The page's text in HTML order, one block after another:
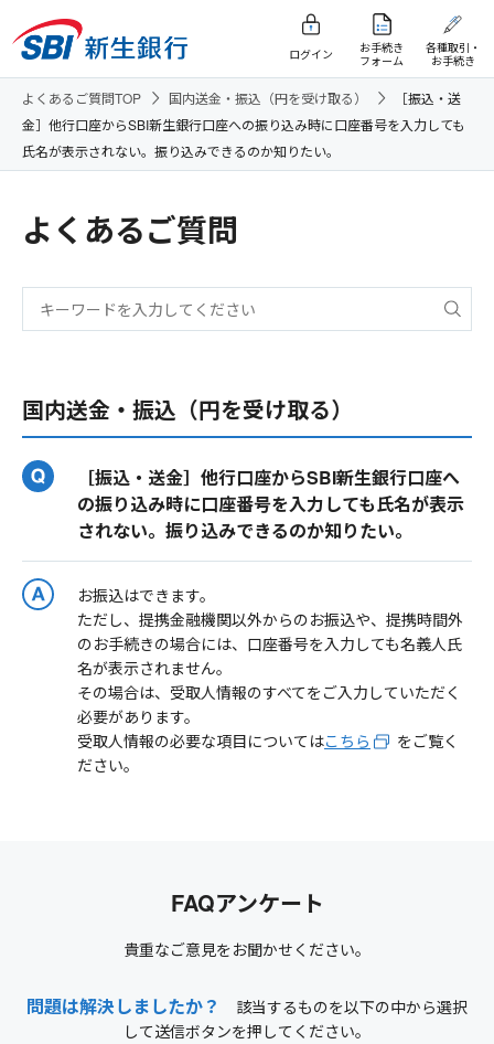
ログイン
お手続き
フォーム
各種取引・
お手続き
よくあるご質問TOP 国内送金・振込（円を受け取る）
［振込・送
金］他行口座からSBI新生銀行口座への振り込み時に口座番号を入力しても
氏名が表示されない。振り込みできるのか知りたい。
よくあるご質問
国内送金・振込（円を受け取る）
［振込・送金］他行口座からSBI新生銀行口座へ
の振り込み時に口座番号を入力しても氏名が表示
されない。振り込みできるのか知りたい。
お振込はできます。
ただし、提携金融機関以外からのお振込や、提携時間外
のお手続きの場合には、口座番号を入力しても名義人氏
名が表示されません。
その場合は、受取人情報のすべてをご入力していただく
必要があります。
受取人情報の必要な項目についてはこちら
をご覧く
ださい。
FAQアンケート
貴重なご意見をお聞かせください。
問題は解決しましたか？
該当するものを以下の中から選択
して送信ボタンを押してください。